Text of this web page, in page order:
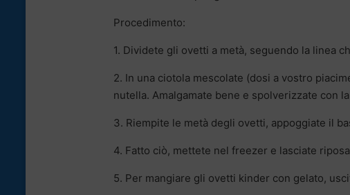
Procedimento:
1. Dividete gli ovetti a metà, seguendo la linea
2. In una ciotola mescolate (dosi a vostro
nutella. Amalgamate bene e spolverizzate con
3. Riempite le metà degli ovetti, appoggiate il
4. Fatto ciò, mettete nel freezer e lasciate
5. Per mangiare gli ovetti kinder con gelato,